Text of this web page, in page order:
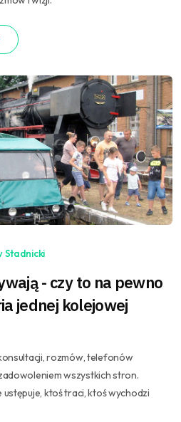
Stadnicki
- czy to na pewno
jednej kolejowej
rozmów, telefonów
wszystkich stron.
ktoś traci, ktoś wychodzi